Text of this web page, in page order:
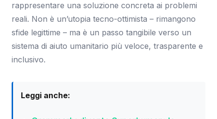
rappresentare una soluzione concreta ai problemi
reali. Non è un’utopia tecno-ottimista – rimangono
sfide legittime – ma è un passo tangibile verso un
sistema di aiuto umanitario più veloce, trasparente e
inclusivo.
Leggi anche: